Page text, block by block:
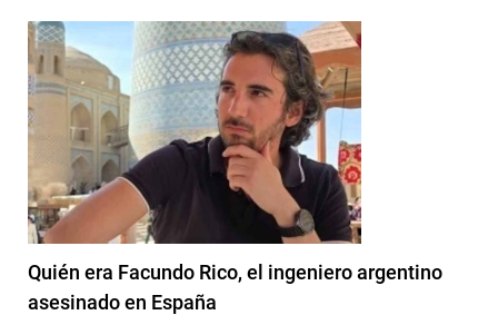
Quién era Facundo Rico, el ingeniero argentino
asesinado en España